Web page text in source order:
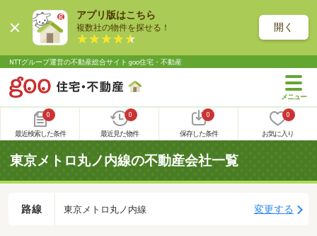
アプリ版はこちら
複数社の物件を探せる！ 開く
NTTグループ運営の不動産総合サイト goo住宅・不動産
0
最近検索した条件
0
最近見た物件
0
保存した条件
0
お気に入り
東京メトロ丸ノ内線の不動産会社一覧
路線 東京メトロ丸ノ内線 変更する